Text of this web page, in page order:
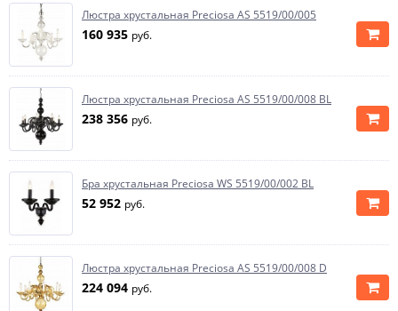
Люстра хрустальная Preciosa AS 5519/00/005
160 935 руб.
Люстра хрустальная Preciosa AS 5519/00/008 BL
238 356 руб.
Бра хрустальная Preciosa WS 5519/00/002 BL
52 952 руб.
Люстра хрустальная Preciosa AS 5519/00/008 D
224 094 руб.